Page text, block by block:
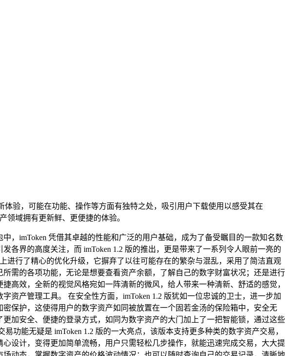
体验，可能在功能、操作等方面有独特之处，吸引用户下载使用以感受其在
领域拥有更新鲜、更便捷的体验。
，imToken 凭借其卓越的性能和广泛的用户基础，成为了备受瞩目的一款知名数
各界的高度关注，而 imToken 1.2 版的推出，更是带来了一系列令人眼前一亮的
进行了精心的优化升级，它摒弃了以往可能存在的繁杂与混乱，采用了简洁直观
需的各项功能，无论是想要查看资产余额，了解自己的数字财富状况；还是进行
高效，全新的视觉风格宛如一阵清新的微风，给人带来一种清新、舒适的感觉，
资产管理工具。 在安全性方面，imToken 1.2 版犹如一位忠诚的卫士，进一步加
保护，这使得用户的数字资产如同被放置在一个固若金汤的保险箱中，安全无
加安全、便捷的登录方式，如同为数字资产的大门加上了一把智能锁，通过这些
功能无疑是 imToken 1.2 版的一大亮点，该版本支持更多种类的数字资产交易，
设计，变得更加简单流畅，用户只需轻松几步操作，就能迅速完成交易，大大提